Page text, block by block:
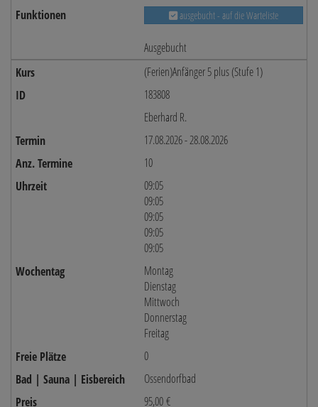
ausgebucht - auf die Warteliste
Ausgebucht
(Ferien)Anfänger 5 plus (Stufe 1)
183808
Eberhard R.
17.08.2026 - 28.08.2026
10
09:05
09:05
09:05
09:05
09:05
Montag
Dienstag
Mittwoch
Donnerstag
Freitag
0
Ossendorfbad
95,00 €